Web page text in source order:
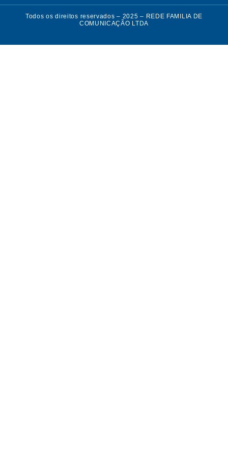
Todos os direitos reservados – 2025 – REDE FAMILIA DE
COMUNICAÇÃO LTDA